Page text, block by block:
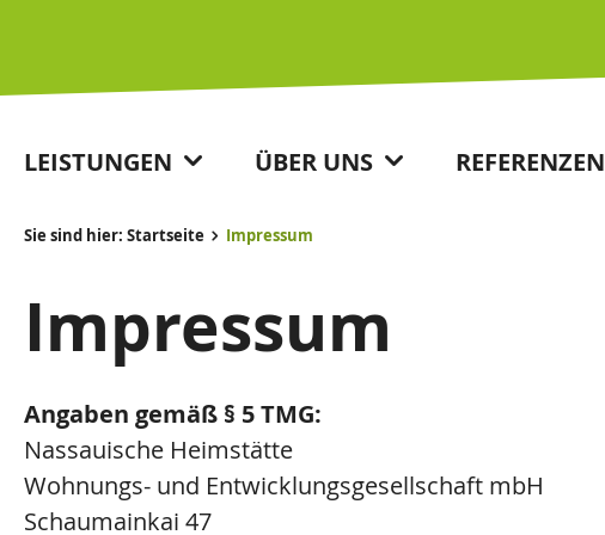
LEISTUNGEN ÜBER UNS REFERENZEN
Sie sind hier: Startseite Impressum
Impressum
Angaben gemäß § 5 TMG:
Nassauische Heimstätte
Wohnungs- und Entwicklungsgesellschaft mbH
Schaumainkai 47